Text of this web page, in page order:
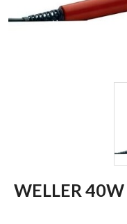
WELLER